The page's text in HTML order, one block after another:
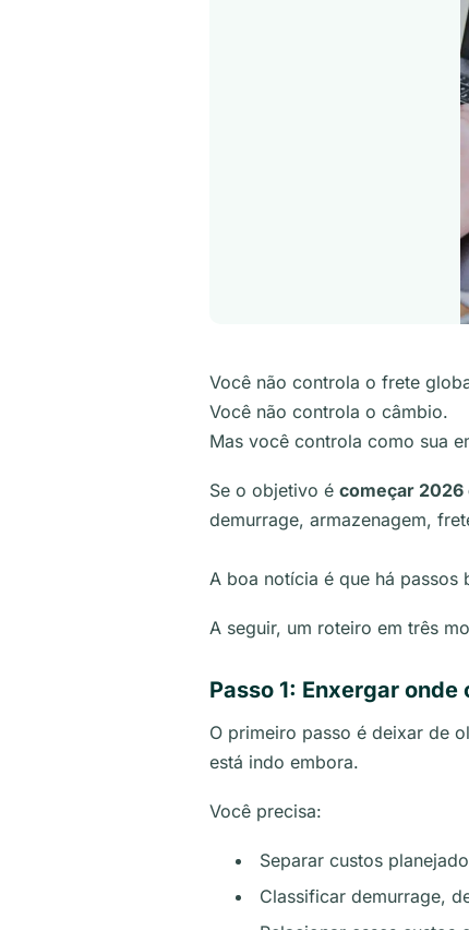
Você não controla o frete
Você não controla o câmbio.
Mas você controla como sua
Se o objetivo é começar
demurrage, armazenagem,
A boa notícia é que há passos
A seguir, um roteiro em três
Passo 1: Enxergar
O primeiro passo é deixar de
está indo embora.
Você precisa:
Separar custos
Classificar demurrage,